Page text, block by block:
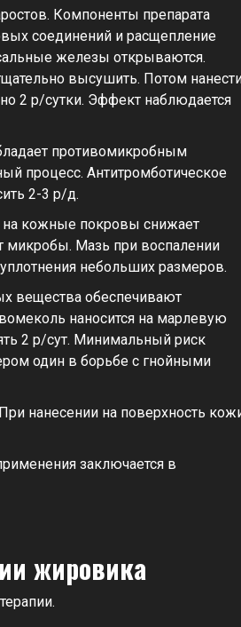
Компоненты препарата
соединений и расщепление
железы открываются.
высушить. Потом
2 р/сутки. Эффект наблюдается
противомикробным
процесс. Антитромботическое
2-3 р/д.
на кожные покровы снижает
микробы. Мазь при воспалении
небольших размеров.
вещества обеспечивают
наносится на марлевую
2 р/сут. Минимальный риск
один в борьбе с гнойными
нанесении на поверхность
заключается в
жировика